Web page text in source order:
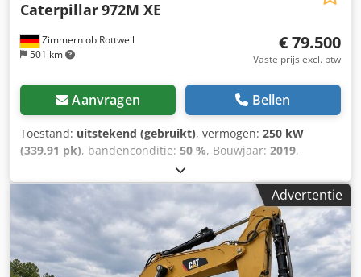
Zimmern ob Rottweil
501 km
Caterpillar972M XE
€ 79.500
Vaste prijs excl. btw
Aanvragen Bellen
Toestand: uitstekend (gebruikt), vermogen: 250 kW
(339,91 pk), bandenconditie: 50 %, Bouwjaar: 2019,
, Uitrusting:
CATERPILLAR 972M XE Bouwjaar: 2019 Bedrijfsuren: 11.876
uur Gesloten cabine Airconditioning Radio
Achteruitrijcamera Centrale smering Bridgestone
bandenmaat 26.5R25: ca. 40–50% profiel over Bak – 5 m³
Dsdpfjy Nmrfox Anveck CAT C9.3 motor met 250 kW CE
Bedrijfsgewicht: 26 ton Nieuwe service door Zeppelin
Advertentie